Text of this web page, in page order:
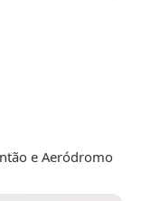
e Aeródromo